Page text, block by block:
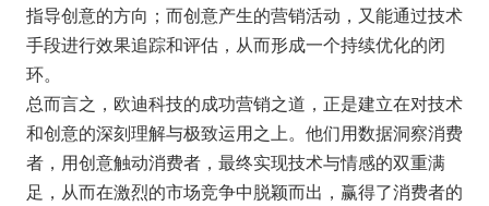
指导创意的方向；而创意产生的营销活动，又能通过技术
手段进行效果追踪和评估，从而形成一个持续优化的闭
环。
总而言之，欧迪科技的成功营销之道，正是建立在对技术
和创意的深刻理解与极致运用之上。他们用数据洞察消费
者，用创意触动消费者，最终实现技术与情感的双重满
足，从而在激烈的市场竞争中脱颖而出，赢得了消费者的